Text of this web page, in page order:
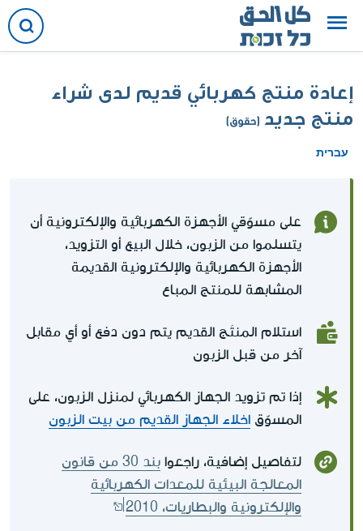
إعادة منتج كهربائي قديم لدى شراء
منتج جديد (حقوق)
עברית
على مسوّقي الأجهزة الكهربائية والإلكترونية أن
يتسلموا من الزبون، خلال البيع أو التزويد،
الأجهزة الكهربائية والإلكترونية القديمة
المشابهة للمنتج المباع
استلام المنتَج القديم يتم دون دفع أو أي مقابل
آخر من قبل الزبون
إذا تم تزويد الجهاز الكهربائي لمنزل الزبون، على
المسوّق اخلاء الجهاز القديم من بيت الزبون
لتفاصيل إضافية، راجعوا
بند 30 من قانون
المعالجة البيئية للمعدات الكهربائية
والإلكترونية والبطاريات، 2010